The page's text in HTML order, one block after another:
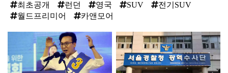
최초공개
런던 영국 SUV
전기SUV
월드프리미어
카앤모어
인